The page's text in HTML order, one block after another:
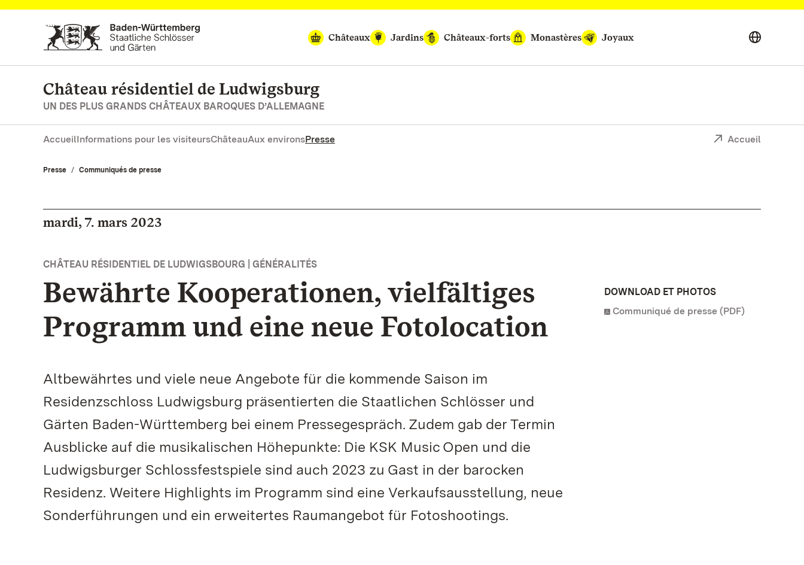
Vers la page d’accueil
Châteaux
Jardins Châteaux-forts Monastères Joyaux
Château résidentiel de Ludwigsburg
UN DES PLUS GRANDS CHÂTEAUX BAROQUES D’ALLEMAGNE
AccueilInformations pour les visiteursChâteauAux environsPresse Accueil
Presse Communiqués de presse
mardi, 7. mars 2023
CHÂTEAU RÉSIDENTIEL DE LUDWIGSBOURG | GÉNÉRALITÉS
Bewährte Kooperationen, vielfältiges
Programm und eine neue Fotolocation
Altbewährtes und viele neue Angebote für die kommende Saison im
Residenzschloss Ludwigsburg präsentierten die Staatlichen Schlösser und
Gärten Baden-Württemberg bei einem Pressegespräch. Zudem gab der Termin
Ausblicke auf die musikalischen Höhepunkte: Die KSK Music Open und die
Ludwigsburger Schlossfestspiele sind auch 2023 zu Gast in der barocken
Residenz. Weitere Highlights im Programm sind eine Verkaufsausstellung, neue
Sonderführungen und ein erweitertes Raumangebot für Fotoshootings.
DOWNLOAD ET PHOTOS
Communiqué de presse (PDF)